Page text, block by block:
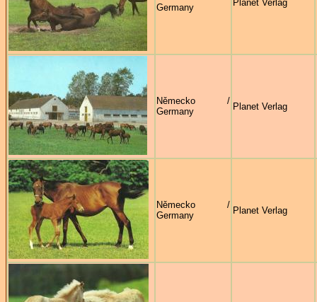
Germany
Planet Verlag
Německo /
Germany
Planet Verlag
Německo /
Germany
Planet Verlag